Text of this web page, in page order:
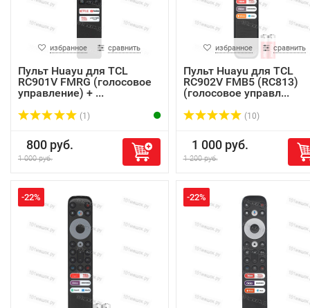
избранное сравнить
Пульт Huayu для TCL
RC901V FMRG (голосовое
управление) + ...
(1)
800 руб.
1 000 руб.
избранное сравнить
Пульт Huayu для TCL
RC902V FMB5 (RC813)
(голосовое управл...
(10)
1 000 руб.
1 200 руб.
-22% -22%